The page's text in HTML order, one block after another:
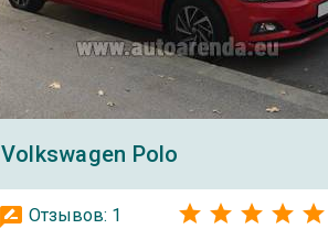
Volkswagen Polo
Отзывов: 1